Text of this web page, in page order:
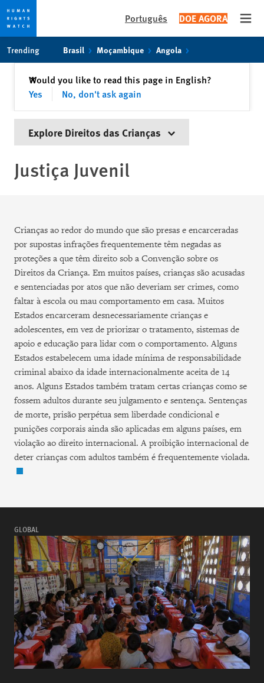
content
Português DOE AGORA
Trending Brasil Moçambique Angola
Would you like to read this page in English?
Yes
No, don't ask again
✕Fechar
Explore Direitos das Crianças
Justiça Juvenil
Crianças ao redor do mundo que são presas e encarceradas
por supostas infrações frequentemente têm negadas as
proteções a que têm direito sob a Convenção sobre os
Direitos da Criança. Em muitos países, crianças são acusadas
e sentenciadas por atos que não deveriam ser crimes, como
faltar à escola ou mau comportamento em casa. Muitos
Estados encarceram desnecessariamente crianças e
adolescentes, em vez de priorizar o tratamento, sistemas de
apoio e educação para lidar com o comportamento. Alguns
Estados estabelecem uma idade mínima de responsabilidade
criminal abaixo da idade internacionalmente aceita de 14
anos. Alguns Estados também tratam certas crianças como se
fossem adultos durante seu julgamento e sentença. Sentenças
de morte, prisão perpétua sem liberdade condicional e
punições corporais ainda são aplicadas em alguns países, em
violação ao direito internacional. A proibição internacional de
deter crianças com adultos também é frequentemente violada.
GLOBAL